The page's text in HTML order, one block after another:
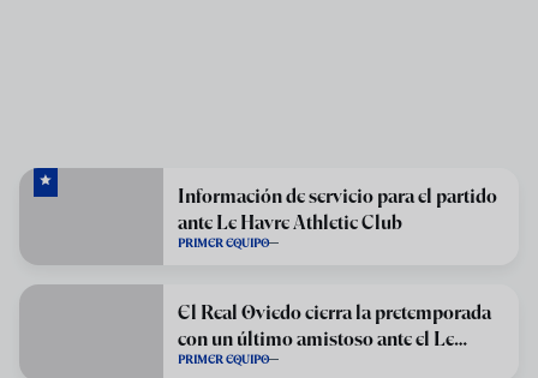
Información de servicio para el partido
ante Le Havre Athletic Club
PRIMER EQUIPO
El Real Oviedo cierra la pretemporada
con un último amistoso ante el Le
Havre
PRIMER EQUIPO